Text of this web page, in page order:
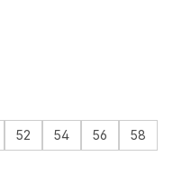
52 54 56
58